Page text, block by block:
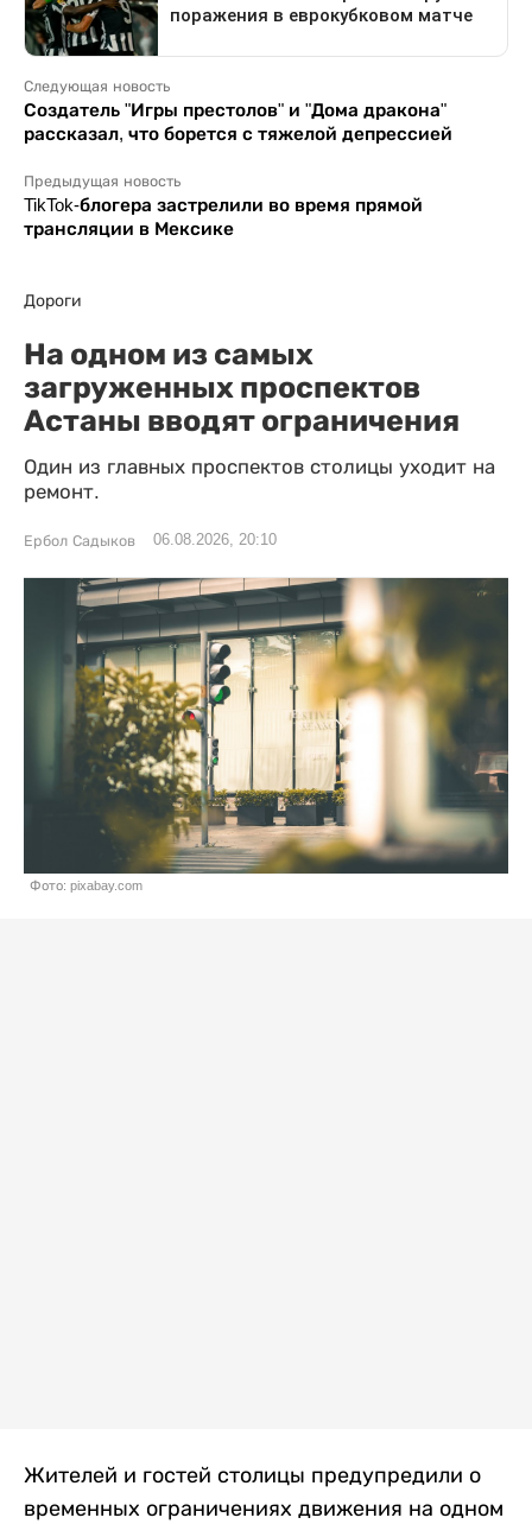
Следующая новость
Создатель "Игры престолов" и "Дома дракона"
рассказал, что борется с тяжелой депрессией
Предыдущая новость
TikTok-блогера застрелили во время прямой
трансляции в Мексике
Дороги
На одном из самых
загруженных проспектов
Астаны вводят ограничения
Один из главных проспектов столицы уходит на
ремонт.
Ербол Садыков 06.08.2026, 20:10
Фото: pixabay.com
Жителей и гостей столицы предупредили о
временных ограничениях движения на одном